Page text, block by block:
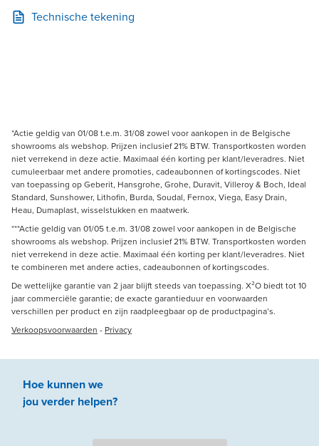
Technische tekening
*Actie geldig van 01/08 t.e.m. 31/08 zowel voor aankopen in de Belgische
showrooms als webshop. Prijzen inclusief 21% BTW. Transportkosten worden
niet verrekend in deze actie. Maximaal één korting per klant/leveradres. Niet
cumuleerbaar met andere promoties, cadeaubonnen of kortingscodes. Niet
van toepassing op Geberit, Hansgrohe, Grohe, Duravit, Villeroy & Boch, Ideal
Standard, Sunshower, Lithofin, Burda, Soudal, Fernox, Viega, Easy Drain,
Heau, Dumaplast, wisselstukken en maatwerk.
***Actie geldig van 01/05 t.e.m. 31/08 zowel voor aankopen in de Belgische
showrooms als webshop. Prijzen inclusief 21% BTW. Transportkosten worden
niet verrekend in deze actie. Maximaal één korting per klant/leveradres. Niet
te combineren met andere acties, cadeaubonnen of kortingscodes.
De wettelijke garantie van 2 jaar blijft steeds van toepassing. X²O biedt tot 10
jaar commerciële garantie; de exacte garantieduur en voorwaarden
verschillen per product en zijn raadpleegbaar op de productpagina’s.
Verkoopsvoorwaarden - Privacy
Hoe kunnen we
jouverder helpen?